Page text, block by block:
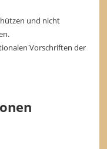
und nicht
Vorschriften der